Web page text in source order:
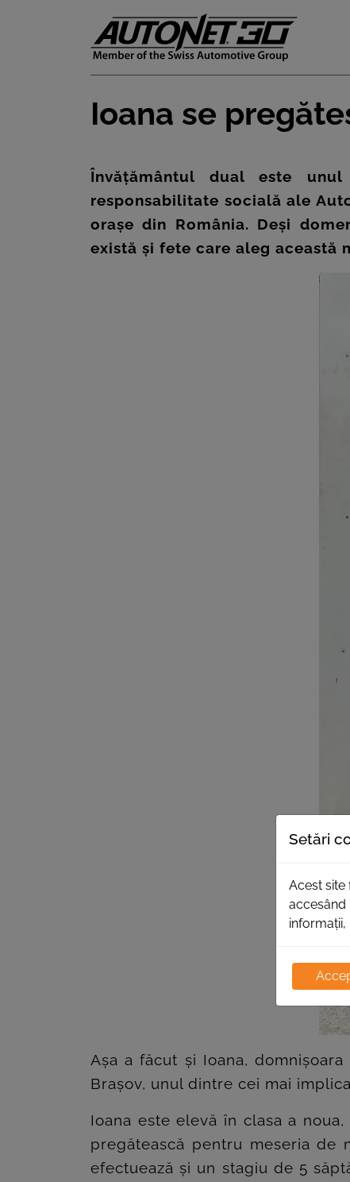
CARIERE
DOCUMENTE
Ioana se
Învățământul dual este
responsabilitate socială ale
orașe din România. Deși
există și fete care aleg această
Așa a făcut și Ioana,
Brașov, unul dintre cei mai
Ioana este elevă în clasa a
pregătească pentru meseria de
efectuează și un stagiu de 5
Setări
Acest site
accesând